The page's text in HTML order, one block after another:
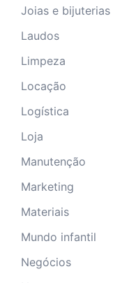
Joias e bijuterias
Laudos
Limpeza
Locação
Logística
Loja
Manutenção
Marketing
Materiais
Mundo infantil
Negócios